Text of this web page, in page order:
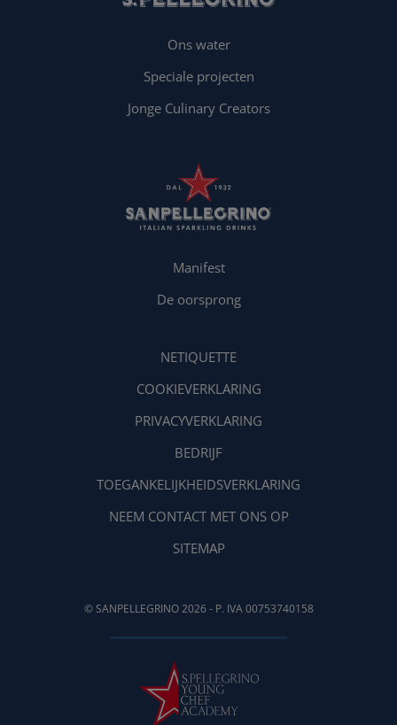
Ons water
Speciale projecten
Jonge Culinary Creators
Manifest
De oorsprong
NETIQUETTE
COOKIEVERKLARING
PRIVACYVERKLARING
BEDRIJF
TOEGANKELIJKHEIDSVERKLARING
NEEM CONTACT MET ONS OP
SITEMAP
© SANPELLEGRINO 2026 - P. IVA 00753740158